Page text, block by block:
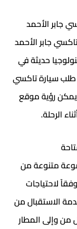
جابر الأحمد
جابر الأحمد
حديثة في
طلب سيارة تاكسي
رؤية موقع
الرحلة.
متنوعة من
لاحتياجات
الاستقبال من
من وإلى المطار